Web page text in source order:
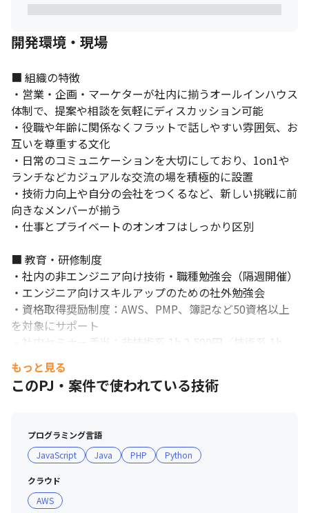
開発環境・現場
■ 組織の特徴
・営業・企画・マーケターが社内に揃うオールインハウス
体制で、提案や相談を気軽にディスカッション可能
・役職や年齢に関係なくフラットで話しやすい雰囲気、お
互いを尊重する文化
・日常のコミュニケーションを大切にしており、1on1や
ランチなどカジュアルな交流の場を積極的に設置
・技術力向上や自分の会社をつくるなど、新しい挑戦に前
向きなメンバーが揃う
・仕事とプライベートのオンオフはしっかり区別
■ 教育・研修制度
・社内の非エンジニア向け技術・職種勉強会（隔週開催）
・エンジニア向けスキルアップのための社外勉強会
・資格取得奨励制度：AWS、PMP、簿記など50資格以上
を対象にサポート
・社内セミナー手当：非技術系 1h 2,500円／技術系 1h
3,500円
・成長を記録する指数（G-Point）：セミナー参加・実
施・資格取得でポイント付与、受験費用やオンラインコー
もっと見る
このPJ・案件で使われている技術
プログラミング言語
JavaScript
Java PHP Python
クラウド
AWS